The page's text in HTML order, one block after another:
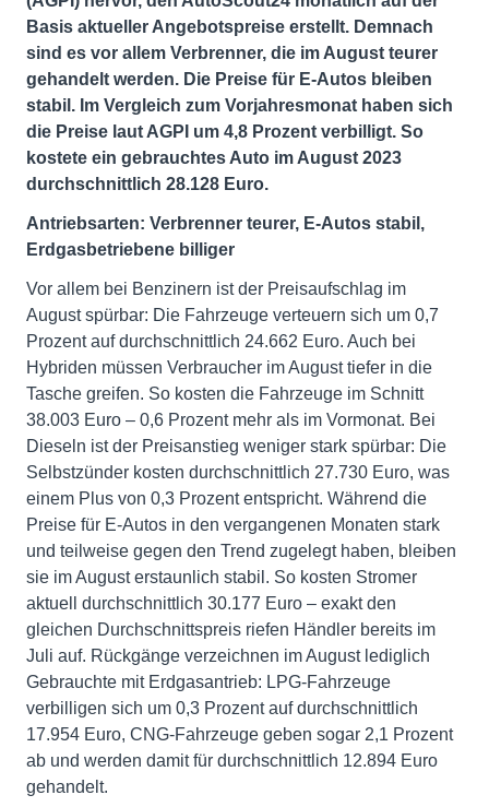
Basis aktueller Angebotspreise erstellt. Demnach
sind es vor allem Verbrenner, die im August teurer
gehandelt werden. Die Preise für E-Autos bleiben
stabil. Im Vergleich zum Vorjahresmonat haben sich
die Preise laut AGPI um 4,8 Prozent verbilligt. So
kostete ein gebrauchtes Auto im August 2023
durchschnittlich 28.128 Euro.
Antriebsarten: Verbrenner teurer, E-Autos stabil,
Erdgasbetriebene billiger
Vor allem bei Benzinern ist der Preisaufschlag im
August spürbar: Die Fahrzeuge verteuern sich um 0,7
Prozent auf durchschnittlich 24.662 Euro. Auch bei
Hybriden müssen Verbraucher im August tiefer in die
Tasche greifen. So kosten die Fahrzeuge im Schnitt
38.003 Euro – 0,6 Prozent mehr als im Vormonat. Bei
Dieseln ist der Preisanstieg weniger stark spürbar: Die
Selbstzünder kosten durchschnittlich 27.730 Euro, was
einem Plus von 0,3 Prozent entspricht. Während die
Preise für E-Autos in den vergangenen Monaten stark
und teilweise gegen den Trend zugelegt haben, bleiben
sie im August erstaunlich stabil. So kosten Stromer
aktuell durchschnittlich 30.177 Euro – exakt den
gleichen Durchschnittspreis riefen Händler bereits im
Juli auf. Rückgänge verzeichnen im August lediglich
Gebrauchte mit Erdgasantrieb: LPG-Fahrzeuge
verbilligen sich um 0,3 Prozent auf durchschnittlich
17.954 Euro, CNG-Fahrzeuge geben sogar 2,1 Prozent
ab und werden damit für durchschnittlich 12.894 Euro
gehandelt.